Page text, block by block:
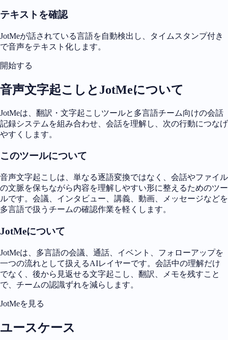
テキストを確認
JotMeが話されている言語を自動検出し、タイムスタンプ付き
で音声をテキスト化します。
開始する
音声文字起こしとJotMeについて
JotMeは、翻訳・文字起こしツールと多言語チーム向けの会話
記録システムを組み合わせ、会話を理解し、次の行動につなげ
やすくします。
このツールについて
音声文字起こしは、単なる逐語変換ではなく、会話やファイル
の文脈を保ちながら内容を理解しやすい形に整えるためのツー
ルです。会議、インタビュー、講義、動画、メッセージなどを
多言語で扱うチームの確認作業を軽くします。
JotMeについて
JotMeは、多言語の会議、通話、イベント、フォローアップを
一つの流れとして扱えるAIレイヤーです。会話中の理解だけ
でなく、後から見返せる文字起こし、翻訳、メモを残すこと
で、チームの認識ずれを減らします。
JotMeを見る
ユースケース